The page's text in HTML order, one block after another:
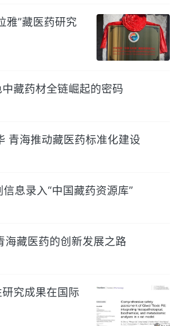
雅”藏医药研究
藏药材全链崛起的密码
青海推动藏医药标准化建设
息录入“中国藏药资源库”
海藏医药的创新发展之路
究成果在国际